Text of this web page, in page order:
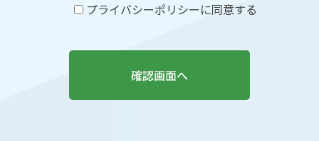
プライバシーポリシーに同意する
確認画面へ